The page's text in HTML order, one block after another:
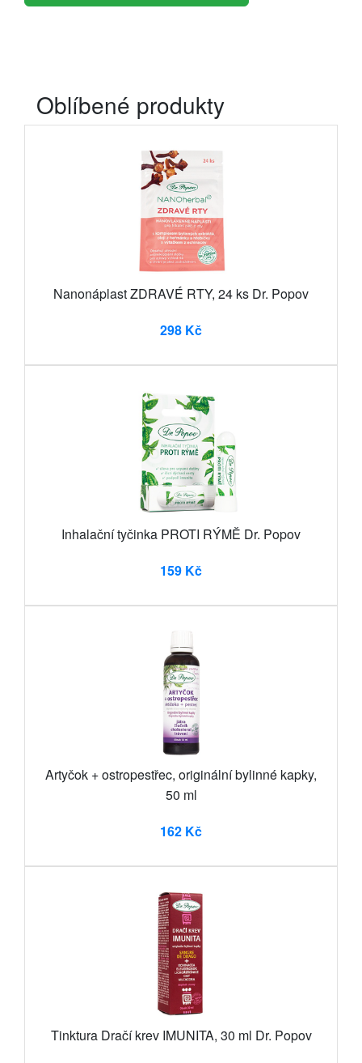
Oblíbené produkty
Nanonáplast ZDRAVÉ RTY, 24 ks Dr. Popov
298 Kč
Inhalační tyčinka PROTI RÝMĚ Dr. Popov
159 Kč
Artyčok + ostropestřec, originální bylinné kapky,
50 ml
162 Kč
Tinktura Dračí krev IMUNITA, 30 ml Dr. Popov